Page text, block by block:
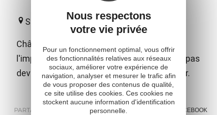
Saint-Izaire
Château fort du XIVème siècle dont
l'imposante masse de grès rouge ne laisse pas
deviner le raffinement de son décor intérieur.
PARTAGER : E-MAIL MESSENGER FACEBOOK
Nous respectons
votre vie privée
Pour un fonctionnement optimal, vous offrir
des fonctionnalités relatives aux réseaux
sociaux, améliorer votre expérience de
navigation, analyser et mesurer le trafic afin
de vous proposer des contenus de qualité,
ce site utilise des cookies. Ces cookies ne
stockent aucune information d'identification
personnelle.